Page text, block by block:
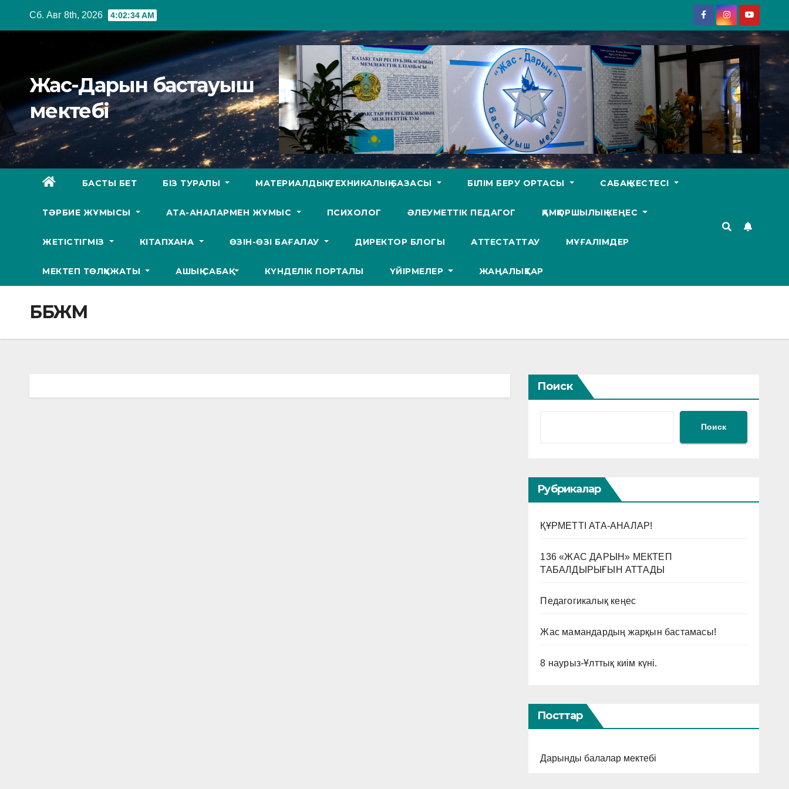
содержимому
Сб. Авг 8th, 2026 4:02:35 AM
Жас-Дарын бастауыш
мектебі
БАСТЫ БЕТ БІЗ ТУРАЛЫ МАТЕРИАЛДЫҚ-ТЕХНИКАЛЫҚ БАЗАСЫ БІЛІМ БЕРУ ОРТАСЫ САБАҚ КЕСТЕСІ
ТӘРБИЕ ЖҰМЫСЫ АТА-АНАЛАРМЕН ЖҰМЫС ПСИХОЛОГ ӘЛЕУМЕТТІК ПЕДАГОГ ҚАМҚОРШЫЛЫҚ КЕҢЕС
ЖЕТІСТІГМІЗ КІТАПХАНА ӨЗІН-ӨЗІ БАҒАЛАУ ДИРЕКТОР БЛОГЫ АТТЕСТАТТАУ МҰҒАЛІМДЕР
МЕКТЕП ТӨЛҚҰЖАТЫ АШЫҚ САБАҚ КҮНДЕЛІК ПОРТАЛЫ ҮЙІРМЕЛЕР ЖАҢАЛЫҚТАР
ББЖМ
Поиск
Поиск
Рубрикалар
ҚҰРМЕТТІ АТА-АНАЛАР!
136 «ЖАС ДАРЫН» МЕКТЕП
ТАБАЛДЫРЫҒЫН АТТАДЫ
Педагогикалық кеңес
Жас мамандардың жарқын бастамасы!
8 наурыз-Ұлттық киім күні.
Посттар
Дарынды балалар мектебі